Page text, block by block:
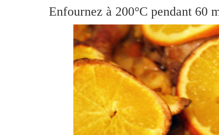
Enfournez à 200°C pendant 60